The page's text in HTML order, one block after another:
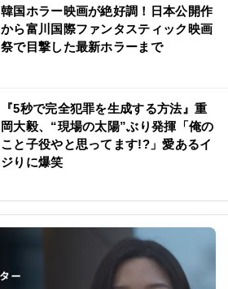
韓国ホラー映画が絶好調！日本公開作
から富川国際ファンタスティック映画
祭で目撃した最新ホラーまで
『5秒で完全犯罪を生成する方法』重
岡大毅、“現場の太陽”ぶり発揮「俺の
こと子役やと思ってます!?」愛あるイ
ジりに爆笑